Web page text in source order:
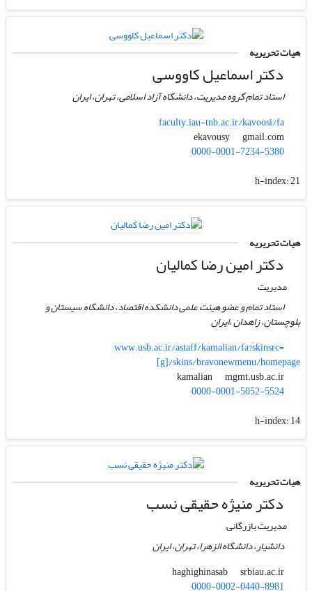
هیات تحریریه
دکتر اسماعیل کاووسی
استاد تمام گروه مدیریت، دانشگاه آزاد اسلامی، تهران، ایران
faculty.iau-tnb.ac.ir/kavoosi/fa
ekavousy
gmail.com
0000-0001-7234-5380
h-index:21
هیات تحریریه
دکتر امین رضا کمالیان
مدیریت
استاد تمام و عضو هیئت علمی دانشکده اقتصاد، دانشگاه سیستان و
بلوچستان، زاهدان ،ایران
www.usb.ac.ir/astaff/kamalian/fa?skinsrc=
[g]/skins/bravonewmenu/homepage
kamalian
mgmt.usb.ac.ir
0000-0001-5052-5524
h-index:14
هیات تحریریه
دکتر منیژه حقیقی نسب
مدیریت بازرگانی
دانشیار، دانشگاه الزهرا، تهران، ایران
haghighinasab
srbiau.ac.ir
0000-0002-0440-8981